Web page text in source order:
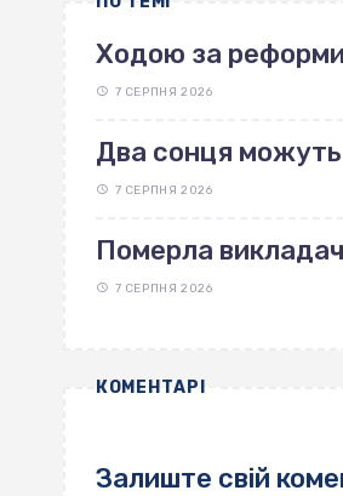
Ходою за реформи
7 СЕРПНЯ 2026
Два сонця можуть
7 СЕРПНЯ 2026
Померла
7 СЕРПНЯ 2026
КОМЕНТАРІ
Залиште свій